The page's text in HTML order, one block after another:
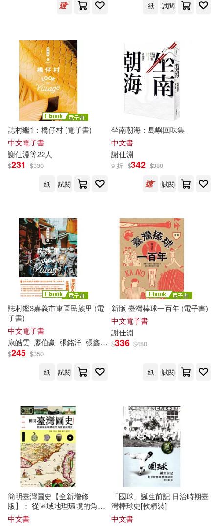
劉維瑛、陳靜寬、邱婉婷、謝仕
淵、吳宗岳、陳涵郁(1)
吳倢妤(1)
廖億美(1) 張瀛之(1)
施于婷(1) 曾婉琳(1)
李惠慈(1) 李知灝文字(1)
潘建國(1)
王花俤(1)
石文誠、陳怡宏、蔡承豪、蕭軒
竹、謝仕淵(1)
石文誠、陳怡宏、蔡承豪、謝仕淵
胡佳君(1)
謝仕淵等(1)
謝仕淵，謝佳芬(1) 謝淑靖(1)
趙小菁(1)
郭慧主編(1) 郭美君(1)
紙
試閱
誌村鑑1：橋仔村 (電子書)
中文電子書
謝仕淵等22人
$231 $330
紙
試閱
坐南朝海：島嶼回味集
中文書
謝仕淵
9 折 $342 $380
試閱
誌村鑑3嘉義市東區民族里 (電
子書)
中文電子書
康皓雲 廖伯豪 張銘洋 張鑫莉 李佳芳 李耘
$245 $350
紙
試閱
新版 臺灣棒球一百年 (電子書)
中文電子書
謝仕淵
$336 $480
紙 試閱
簡明臺灣圖史【全新增修
版】： 從區域地理環境的角度
看台灣史
中文書
「國球」誕生前記 日治時期臺
灣棒球史[軟精裝]
中文書